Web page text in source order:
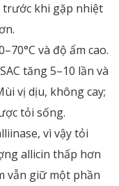
khi gặp nhiệt
và độ ẩm cao.
tăng 5–10 lần và
vị dịu, không cay;
tỏi sống.
vì vậy tỏi
allicin thấp hơn
vẫn giữ một phần